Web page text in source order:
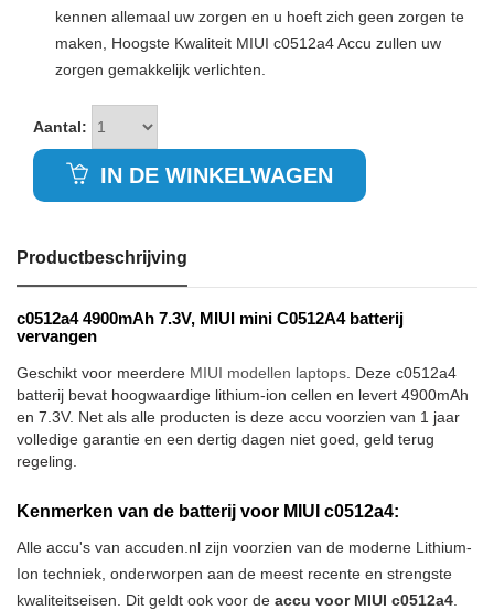
kennen allemaal uw zorgen en u hoeft zich geen zorgen te
maken, Hoogste Kwaliteit MIUI c0512a4 Accu zullen uw
zorgen gemakkelijk verlichten.
Aantal:
IN DE WINKELWAGEN
Productbeschrijving
c0512a4 4900mAh 7.3V, MIUI mini C0512A4 batterij
vervangen
Geschikt voor meerdere MIUI modellen laptops . Deze c0512a4
batterij bevat hoogwaardige lithium-ion cellen en levert 4900mAh
en 7.3V. Net als alle producten is deze accu voorzien van 1 jaar
volledige garantie en een dertig dagen niet goed, geld terug
regeling.
Kenmerken van de batterij voor MIUI c0512a4:
Alle accu's van accuden.nl zijn voorzien van de moderne Lithium-
Ion techniek, onderworpen aan de meest recente en strengste
kwaliteitseisen. Dit geldt ook voor de accu voor MIUI c0512a4